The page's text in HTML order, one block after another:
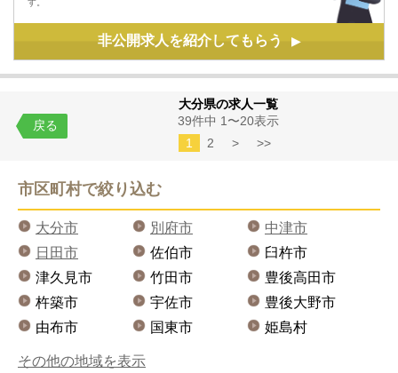
す。
非公開求人を紹介してもらう ▶
大分県の求人一覧
39件中 1〜20表示
1
2 > >>
戻る
市区町村で絞り込む
大分市 別府市
中津市
日田市
佐伯市
臼杵市
津久見市
竹田市
豊後高田市
杵築市
宇佐市
豊後大野市
由布市
国東市 姫島村
その他の地域を表示